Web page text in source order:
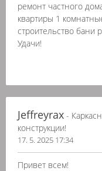
ремонт частного
квартиры 1
строительство бани
Удачи!
Jeffreyrax -
конструкции!
17. 5. 2025 17:34
Привет всем!